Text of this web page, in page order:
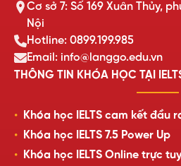
Cơ sở 7: Số 169 Xuân Thủy,
Nội
Hotline: 0899.199.985
Email: info@langgo.edu.vn
THÔNG TIN KHÓA HỌC TẠI
Khóa học IELTS cam kết đầu
Khóa học IELTS 7.5 Power Up
Khóa học IELTS Online trực